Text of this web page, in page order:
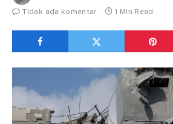
Tidak ada komentar
1 Min Read